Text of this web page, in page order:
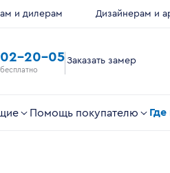
и дилерам Дизайнерам и
20-05 Заказать замер
Помощь покупателю Где